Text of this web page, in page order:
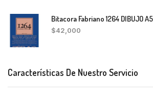
Bitacora Fabriano 1264 DIBUJO A5
$42,000
Características De Nuestro Servicio